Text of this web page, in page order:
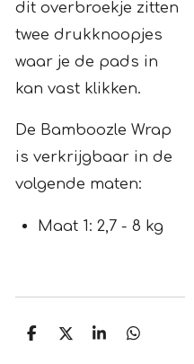
dit overbroekje zitten
twee drukknoopjes
waar je de pads in
kan vast klikken.
De Bamboozle Wrap
is verkrijgbaar in de
volgende maten:
Maat 1: 2,7 - 8 kg
D
D
S
D